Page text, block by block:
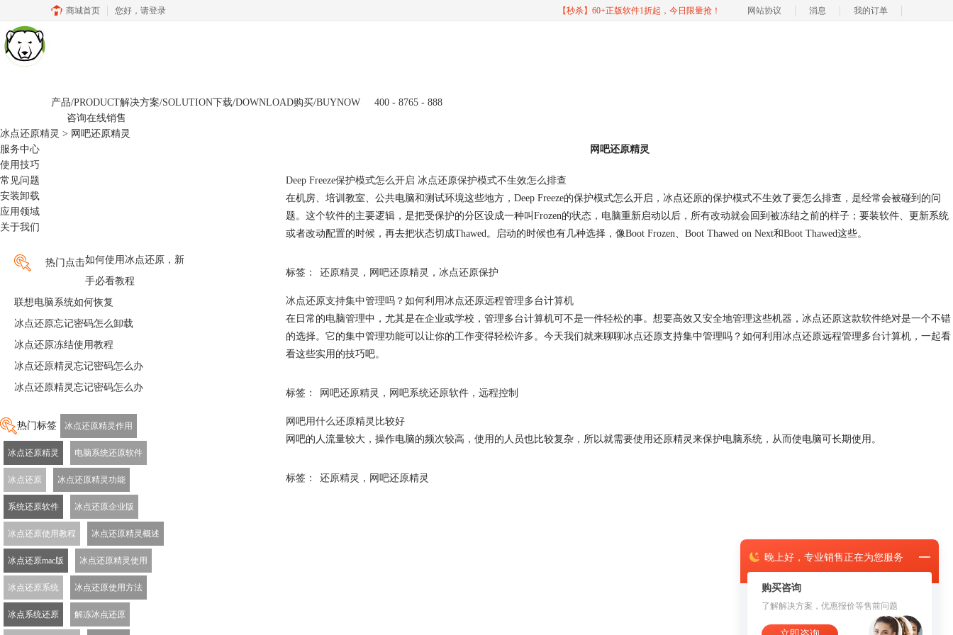
晚上好， 专业销售正在为您服务
购买咨询
了解解决方案，优惠报价等售前问题
商城首页 您好， 请登录 【秒杀】60+正版软件1折起，今日限量抢！ 网站协议 消息 我的订单
产品/PRODUCT解决方案/SOLUTION下载/DOWNLOAD购买/BUYNOW
400 - 8765 - 888
咨询在线销售
冰点还原精灵 > 网吧还原精灵
服务中心
使用技巧
常见问题
安装卸载
应用领域
关于我们
热门点击如何使用冰点还原，新
手必看教程
联想电脑系统如何恢复
冰点还原忘记密码怎么卸载
冰点还原冻结使用教程
冰点还原精灵忘记密码怎么办
冰点还原精灵忘记密码怎么办
热门标签 冰点还原精灵作用
冰点还原精灵 电脑系统还原软件
冰点还原 冰点还原精灵功能
系统还原软件 冰点还原企业版
冰点还原使用教程 冰点还原精灵概述
冰点还原mac版 冰点还原精灵使用
冰点还原系统 冰点还原使用方法
冰点系统还原 解冻冰点还原
网吧还原精灵
Deep Freeze保护模式怎么开启 冰点还原保护模式不生效怎么排查
在机房、培训教室、公共电脑和测试环境这些地方，Deep Freeze的保护模式怎么开启，冰点还原的保护模式不生效了要怎么排查，是经常会被碰到的问
题。这个软件的主要逻辑，是把受保护的分区设成一种叫Frozen的状态，电脑重新启动以后，所有改动就会回到被冻结之前的样子；要装软件、更新系统
或者改动配置的时候，再去把状态切成Thawed。启动的时候也有几种选择，像Boot Frozen、Boot Thawed on Next和Boot Thawed这些。
标签： 还原精灵 ， 网吧还原精灵 ，冰点还原保护
冰点还原支持集中管理吗？如何利用冰点还原远程管理多台计算机
在日常的电脑管理中，尤其是在企业或学校，管理多台计算机可不是一件轻松的事。想要高效又安全地管理这些机器，冰点还原这款软件绝对是一个不错
的选择。它的集中管理功能可以让你的工作变得轻松许多。今天我们就来聊聊冰点还原支持集中管理吗？如何利用冰点还原远程管理多台计算机，一起看
看这些实用的技巧吧。
标签： 网吧还原精灵 ， 网吧系统还原软件 ，远程控制
网吧用什么还原精灵比较好
网吧的人流量较大，操作电脑的频次较高，使用的人员也比较复杂，所以就需要使用还原精灵来保护电脑系统，从而使电脑可长期使用。
标签： 还原精灵 ， 网吧还原精灵